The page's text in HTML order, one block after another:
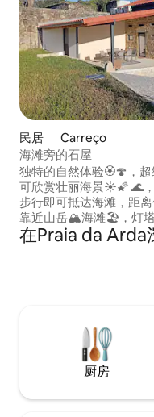
民居 ｜ Carreço
海滩旁的石屋
独特的自然体验🏵️🍄，超
可欣赏壮丽海景☀️🌠 🌊
步行即可抵达海滩，距
靠近山岳🏔️海滩🏖️，灯塔
☀️ 无线网络和有线电视
台空调。木质阁楼 最多可容纳 4 名成人和
在Praia da Arda
厨房